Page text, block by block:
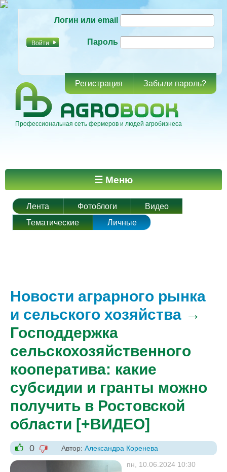
основному
Логин или email
Пароль
Регистрация Забыли пароль?
Профессиональная сеть фермеров и людей агробизнеса
Главное меню ☰ Меню
Лента Фотоблоги
Видео
Тематические
Личные
Новости аграрного рынка
и сельского хозяйства →
Господдержка
сельскохозяйственного
кооператива: какие
субсидии и гранты можно
получить в Ростовской
области [+ВИДЕО]
+1
0
-1
Автор: Александра Коренева
пн, 10.06.2024 10:30